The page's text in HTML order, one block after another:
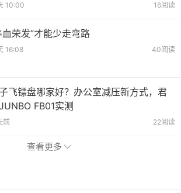
10:00 16阅读
血荣发”才能少走弯路
16:08 40阅读
飞镖盘哪家好？办公室减压新方式，君
FB01实测
前 22阅读
查看更多